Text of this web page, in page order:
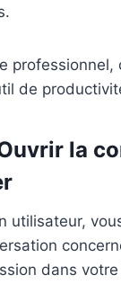
professionnel,
de
la
utilisateur,
dans